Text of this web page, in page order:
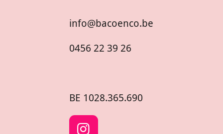
info@bacoenco.be
0456 22 39 26
BE 1028.365.690